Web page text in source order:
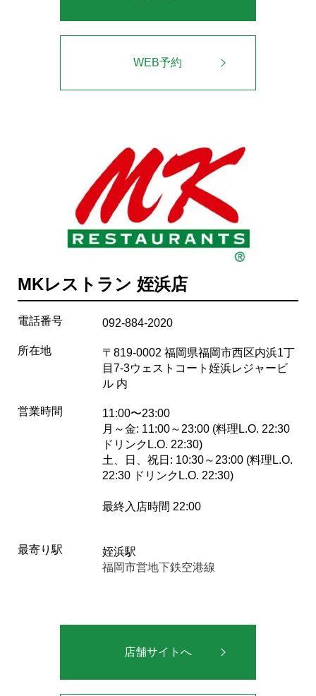
WEB予約
MKレストラン 姪浜店
電話番号 092-884-2020
所在地
〒819-0002 福岡県福岡市西区内浜1丁
目7-3ウェストコート姪浜レジャービ
ル 内
営業時間
11:00〜23:00
月～金: 11:00～23:00 (料理L.O. 22:30
ドリンクL.O. 22:30)
土、日、祝日: 10:30～23:00 (料理L.O.
22:30 ドリンクL.O. 22:30)
最終入店時間 22:00
最寄り駅
姪浜駅
福岡市営地下鉄空港線
店舗サイトへ